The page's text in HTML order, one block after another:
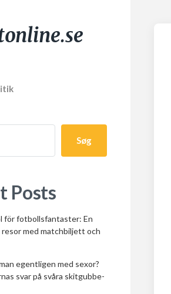
Søg
Posts
för fotbollsfantaster: En
resor med matchbiljett och
egentligen med sexor?
svar på svåra skitgubbe-